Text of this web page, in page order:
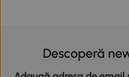
Descoperă